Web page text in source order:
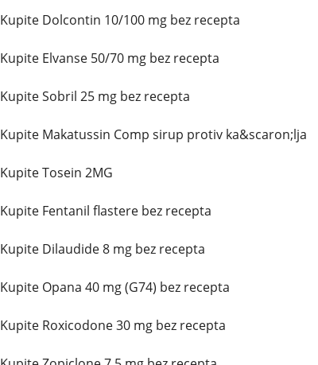
Kupite Dolcontin 10/100 mg bez recepta
Kupite Elvanse 50/70 mg bez recepta
Kupite Sobril 25 mg bez recepta
Kupite Makatussin Comp sirup protiv ka&scaron;lja
Kupite Tosein 2MG
Kupite Fentanil flastere bez recepta
Kupite Dilaudide 8 mg bez recepta
Kupite Opana 40 mg (G74) bez recepta
Kupite Roxicodone 30 mg bez recepta